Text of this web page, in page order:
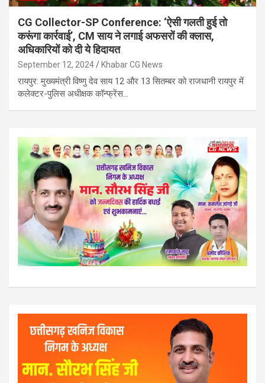
CG Collector-SP Conference: ‘ऐसी गलती हुई तो
करूंगा कार्रवाई’, CM साय ने लगाई अफसरों की क्लास,
अधिकारियों को दी ये हिदायत
September 12, 2024 Khabar CG News
रायपुर: मुख्यमंत्री विष्णु देव साय 12 और 13 सितम्बर को राजधानी रायपुर में
कलेक्टर-पुलिस अधीक्षक कॉन्फ्रेंस…